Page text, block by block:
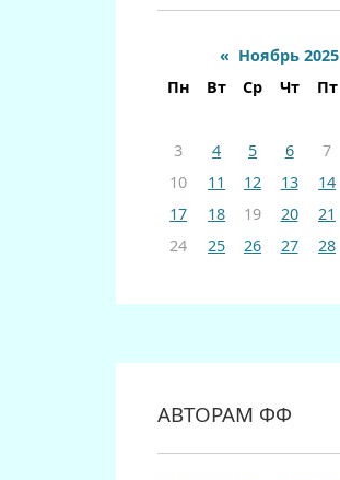
« Ноябрь 2025
Пн
Вт Ср Чт Пт
3
4 5 6 7
10
11 12 13 14
17
18 19 20 21
24
25 26 27 28
АВТОРАМ ФФ